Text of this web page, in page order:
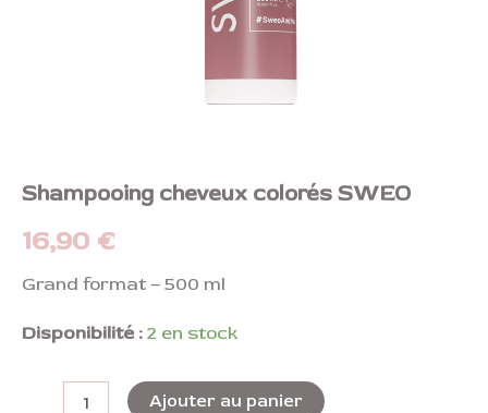
Shampooing cheveux colorés SWEO
16,90 €
Grand format – 500 ml
Disponibilité : 2 en stock
Ajouter au panier